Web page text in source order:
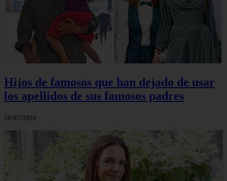
Hijos de famosos que han dejado de usar
los apellidos de sus famosos padres
28/07/2026